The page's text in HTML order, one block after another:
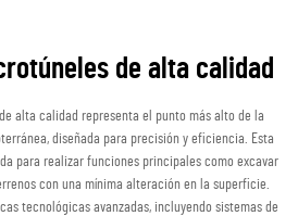
de alta calidad
alta calidad representa el punto más alto de la
diseñada para precisión y eficiencia. Esta
para realizar funciones principales como excavar
con una mínima alteración en la superficie.
tecnológicas avanzadas, incluyendo sistemas de